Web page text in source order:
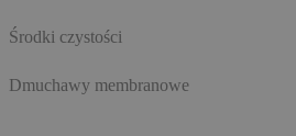
Środki czystości
Dmuchawy membranowe